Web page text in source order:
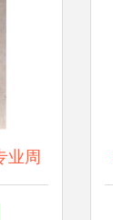
业周
高效